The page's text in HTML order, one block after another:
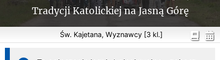
Tradycji Katolickiej na Jasną Górę
Św. Kajetana, Wyznawcy [3 kl.]